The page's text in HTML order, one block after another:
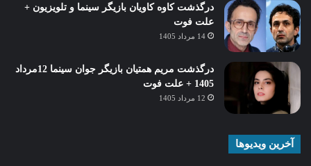
درگذشت کاوه کاویان بازیگر سینما و تلویزیون +
علت فوت
14 مرداد 1405
درگذشت مریم همتیان بازیگر جوان سینما 12مرداد
1405 + علت فوت
12 مرداد 1405
آخرین ویدیوها